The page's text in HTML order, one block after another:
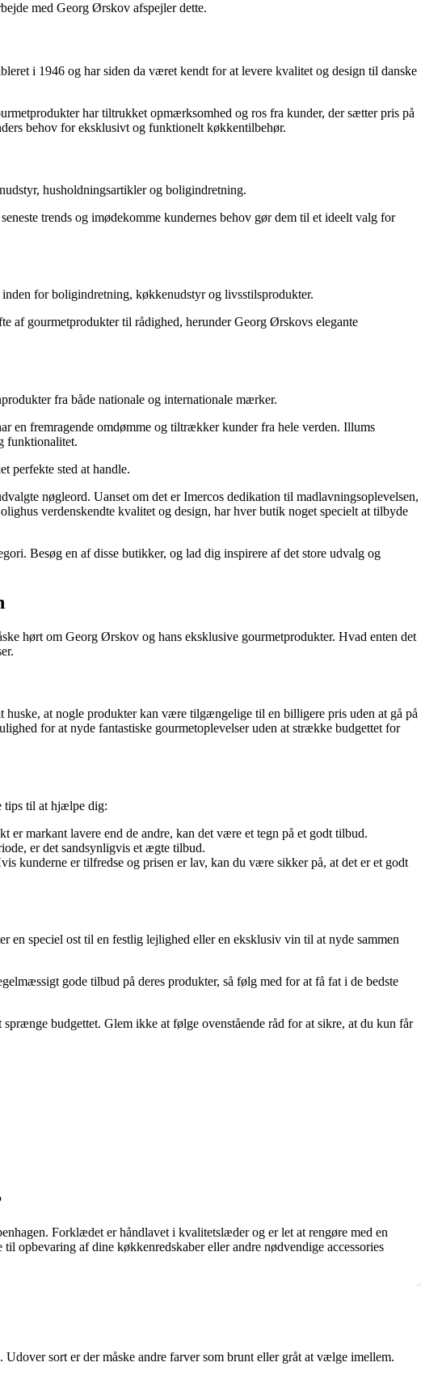
med Georg Ørskov afspejler dette.
i 1946 og har siden da været kendt for at levere kvalitet og design til danske
har tiltrukket opmærksomhed og ros fra kunder, der sætter pris på
behov for eksklusivt og funktionelt køkkentilbehør.
husholdningsartikler og boligindretning.
trends og imødekomme kundernes behov gør dem til et ideelt valg for
for boligindretning, køkkenudstyr og livsstilsprodukter.
af gourmetprodukter til rådighed, herunder Georg Ørskovs elegante
fra både nationale og internationale mærker.
en fremragende omdømme og tiltrækker kunder fra hele verden. Illums
funktionalitet.
perfekte sted at handle.
nøgleord. Uanset om det er Imercos dedikation til madlavningsoplevelsen,
verdenskendte kvalitet og design, har hver butik noget specielt at tilbyde
Besøg en af ​​disse butikker, og lad dig inspirere af det store udvalg og
hørt om Georg Ørskov og hans eksklusive gourmetprodukter. Hvad enten det
at nogle produkter kan være tilgængelige til en billigere pris uden at gå på
for at nyde fantastiske gourmetoplevelser uden at strække budgettet for
tips til at hjælpe dig:
er markant lavere end de andre, kan det være et tegn på et godt tilbud.
er det sandsynligvis et ægte tilbud.
kunderne er tilfredse og prisen er lav, kan du være sikker på, at det er et godt
speciel ost til en festlig lejlighed eller en eksklusiv vin til at nyde sammen
gode tilbud på deres produkter, så følg med for at få fat i de bedste
budgettet. Glem ikke at følge ovenstående råd for at sikre, at du kun får
Forklædet er håndlavet i kvalitetslæder og er let at rengøre med en
opbevaring af dine køkkenredskaber eller andre nødvendige accessories
sort er der måske andre farver som brunt eller gråt at vælge imellem.